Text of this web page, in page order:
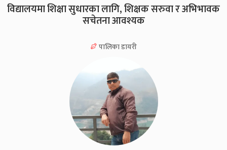
विद्यालयमा शिक्षा सुधारका लागि, शिक्षक सरुवा र अभिभावक
सचेतना आवश्यक
पालिका डायरी